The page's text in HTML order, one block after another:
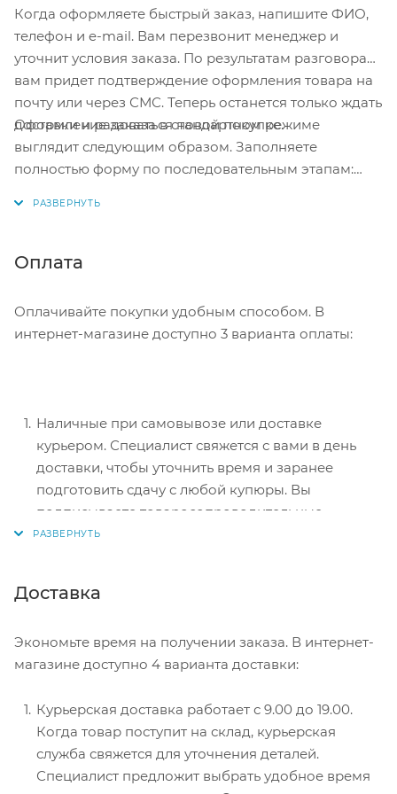
Когда оформляете быстрый заказ, напишите ФИО,
телефон и e-mail. Вам перезвонит менеджер и
уточнит условия заказа. По результатам разговора
вам придет подтверждение оформления товара на
почту или через СМС. Теперь останется только ждать
доставки и радоваться новой покупке.
Оформление заказа в стандартном режиме
выглядит следующим образом. Заполняете
полностью форму по последовательным этапам:
Нажмите кнопку «Оформить заказ».
Оплата
Оплачивайте покупки удобным способом. В
интернет-магазине доступно 3 варианта оплаты:
Наличные при самовывозе или доставке
курьером. Специалист свяжется с вами в день
доставки, чтобы уточнить время и заранее
подготовить сдачу с любой купюры. Вы
подписываете товаросопроводительные
документы, вносите денежные средства,
перенаправит вас на сервер системы ASSIST.
Здесь нужно ввести номер карты, срок действия
Электронные системы при онлайн-заказе:
PayPal, WebMoney и Яндекс.Деньги. Для
совершения покупки система перенаправит вас
Доставка
Экономьте время на получении заказа. В интернет-
магазине доступно 4 варианта доставки:
Курьерская доставка работает с 9.00 до 19.00.
Когда товар поступит на склад, курьерская
служба свяжется для уточнения деталей.
Специалист предложит выбрать удобное время